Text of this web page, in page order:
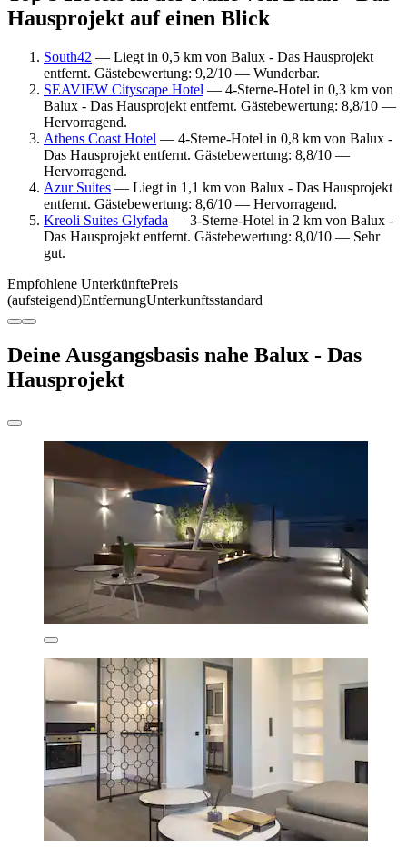
Hausprojekt auf einen Blick
South42 — Liegt in 0,5 km von Balux - Das Hausprojekt
entfernt. Gästebewertung: 9,2/10 — Wunderbar.
SEAVIEW Cityscape Hotel — 4-Sterne-Hotel in 0,3 km von
Balux - Das Hausprojekt entfernt. Gästebewertung: 8,8/10 —
Hervorragend.
Athens Coast Hotel — 4-Sterne-Hotel in 0,8 km von Balux -
Das Hausprojekt entfernt. Gästebewertung: 8,8/10 —
Hervorragend.
Azur Suites — Liegt in 1,1 km von Balux - Das Hausprojekt
entfernt. Gästebewertung: 8,6/10 — Hervorragend.
Kreoli Suites Glyfada — 3-Sterne-Hotel in 2 km von Balux -
Das Hausprojekt entfernt. Gästebewertung: 8,0/10 — Sehr
gut.
Empfohlene UnterkünftePreis
(aufsteigend)EntfernungUnterkunftsstandard
Deine Ausgangsbasis nahe Balux - Das
Hausprojekt